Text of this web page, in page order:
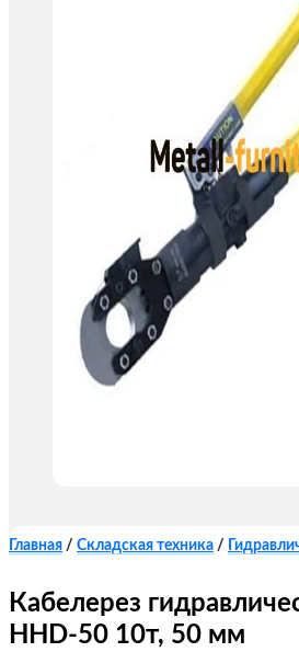
Главная / Складская техника /
Кабелерез
HHD-50 10т, 50 мм